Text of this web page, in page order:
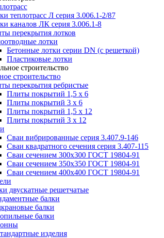
теплотрасс Л серия 3.006.1-2/87
каналов ЛК серия 3.006.1-8
перекрытия лотков
лотки
Бетонные лотки серии DN (с решеткой)
Пластиковые лотки
строительство
перекрытия ребристые
Плиты покрытий 1,5 x 6
Плиты покрытий 3 x 6
Плиты покрытий 1,5 x 12
Плиты покрытий 3 x 12
Сваи вибрированные серия 3.407.9-146
Сваи квадратного сечения серия 3.407-115
Сваи сечением 300х300 ГОСТ 19804-91
Сваи сечением 350х350 ГОСТ 19804-91
Сваи сечением 400х400 ГОСТ 19804-91
двускатные решетчатые
балки
балки
балки
изделия